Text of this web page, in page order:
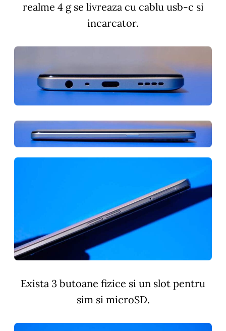
realme 4 g se livreaza cu cablu usb-c si
incarcator.
Exista 3 butoane fizice si un slot pentru
sim si microSD.